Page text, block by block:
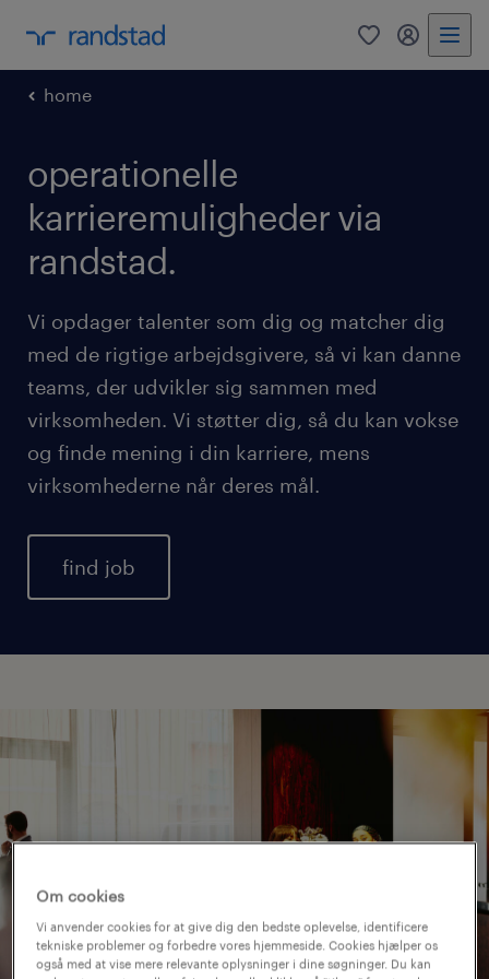
0
home
operationelle
karrieremuligheder via
randstad.
Vi opdager talenter som dig og matcher dig
med de rigtige arbejdsgivere, så vi kan danne
teams, der udvikler sig sammen med
virksomheden. Vi støtter dig, så du kan vokse
og finde mening i din karriere, mens
virksomhederne når deres mål.
find job
Om cookies
Vi anvender cookies for at give dig den bedste oplevelse, identificere
tekniske problemer og forbedre vores hjemmeside. Cookies hjælper os
også med at vise mere relevante oplysninger i dine søgninger. Du kan